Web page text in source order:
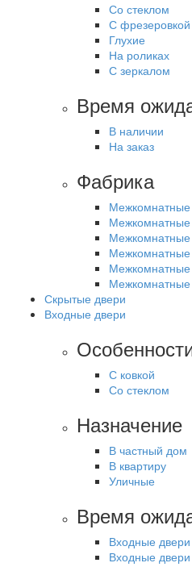
Со стеклом
С фрезеровкой
Глухие
На роликах
С зеркалом
Время
В наличии
На заказ
Фабрика
Скрытые двери
Входные двери
С ковкой
Со стеклом
Назначение
В частный дом
В квартиру
Уличные
Время
Входные
Входные двери